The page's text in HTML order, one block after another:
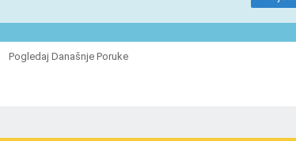
Pogledaj Današnje Poruke